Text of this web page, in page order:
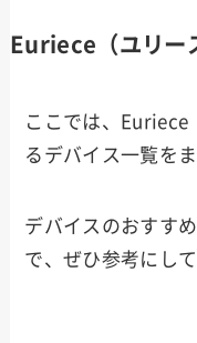
Euriece（ユリー
ここでは、Euriece
るデバイス一覧を
デバイスのおすす
で、ぜひ参考にし